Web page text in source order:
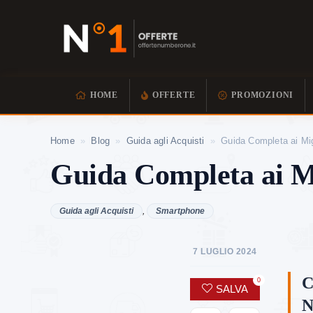
HOME OFFERTE PROMOZIONI
Home » Blog » Guida agli Acquisti » Guida Completa ai
Guida Completa ai
Guida agli Acquisti , Smartphone
7 LUGLIO 2024
SALVA
0